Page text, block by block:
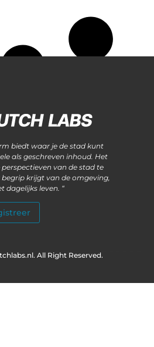
biedt waar je de stad kunt
als geschreven inhoud. Het
van de stad te
krijgt van de omgeving,
dagelijks leven. “
All Right Reserved.